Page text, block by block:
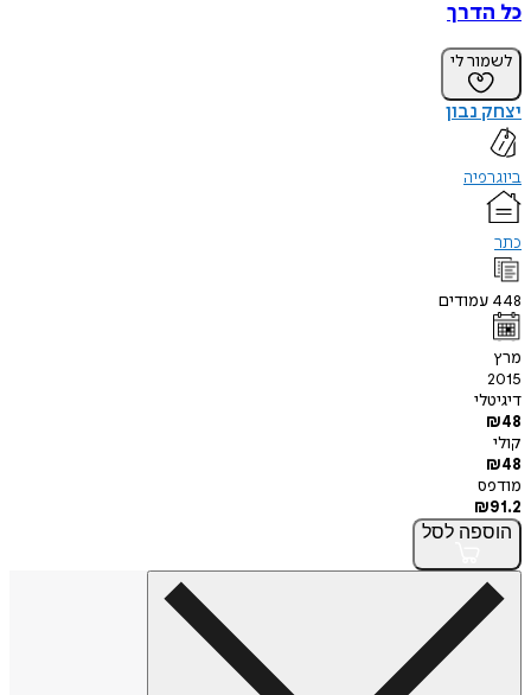
כל הדרך
לשמור לי
יצחק נבון
ביוגרפיה
כתר
448 עמודים
מרץ
2015
דיגיטלי
₪48
קולי
₪48
מודפס
₪91.2
הוספה לסל